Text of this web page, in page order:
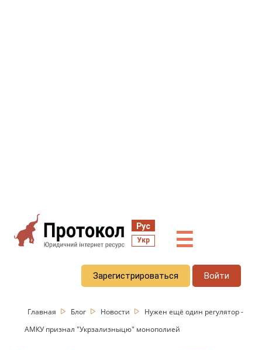
Рус
Укр ☰
Зарегистрироваться Войти
Главная Блог Новости
Нужен ещё один регулятор -
АМКУ признал "Укрзализныцю" монополией